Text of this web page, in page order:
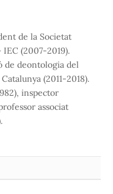
de la Societat
IEC (2007-2019).
de deontologia del
(2011-2018).
inspector
associat